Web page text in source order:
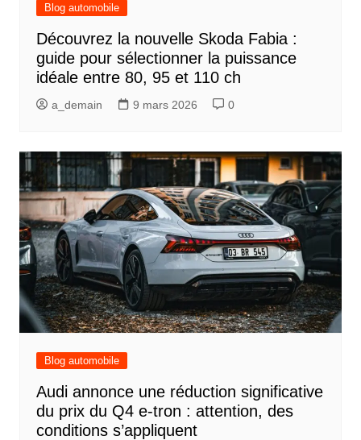
Blog automobile
Découvrez la nouvelle Skoda Fabia :
guide pour sélectionner la puissance
idéale entre 80, 95 et 110 ch
a_demain 9 mars 2026 0
Blog automobile
Audi annonce une réduction significative
du prix du Q4 e-tron : attention, des
conditions s’appliquent